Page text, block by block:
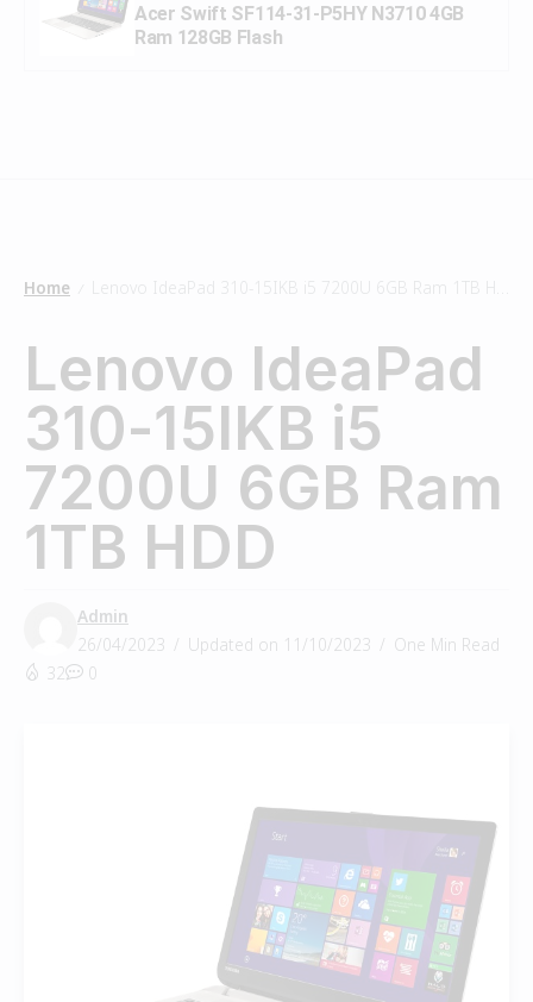
Acer Swift SF114-31-P5HY N3710 4GB
Ram 128GB Flash
Home Lenovo IdeaPad 310-15IKB i5 7200U 6GB Ram 1TB HDD
Lenovo IdeaPad
310-15IKB i5
7200U 6GB Ram
1TB HDD
Admin
26/04/2023
Updated on 11/10/2023
One Min Read
32
0